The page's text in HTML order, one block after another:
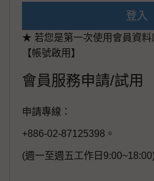
登入
★ 若您是第一次使用會員資料
【帳號啟用】
會員服務申請/試用
申請專線：
+886-02-87125398。
(週一至週五工作日